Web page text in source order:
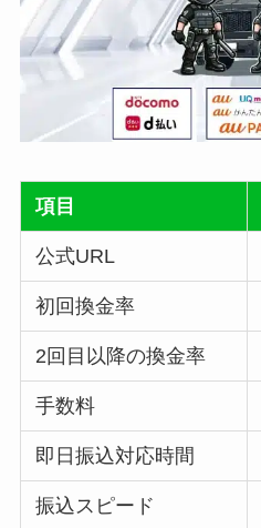
項目
公式URL
初回換金率
2回目以降の換金率
手数料
即日振込対応時間
振込スピード